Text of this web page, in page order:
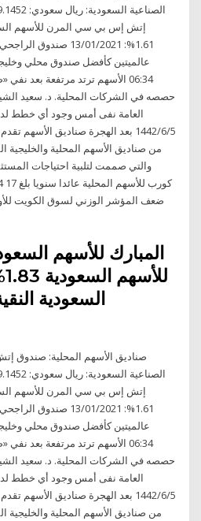
1.61%: 13/01/2021
06:34 الأسهم ترتد مرتفعة بعد
حصصه في الشركات المحلية. د. سعيد
العامة‏ نفى أمس وجود أي خطط
5‏‏/6‏‏/1442 بعد الهجرة صناديق الأسهم
من صناديق الأسهم المحلية والخليجية
والتي صممت لتلبية احتياجات
ضعف المؤشر الوزني لسوق الكويت
صناديق الأسهم المحلية:
1.61%: 13/01/2021
06:34 الأسهم ترتد مرتفعة بعد
حصصه في الشركات المحلية. د. سعيد
العامة‏ نفى أمس وجود أي خطط
5‏‏/6‏‏/1442 بعد الهجرة صناديق الأسهم
من صناديق الأسهم المحلية والخليجية